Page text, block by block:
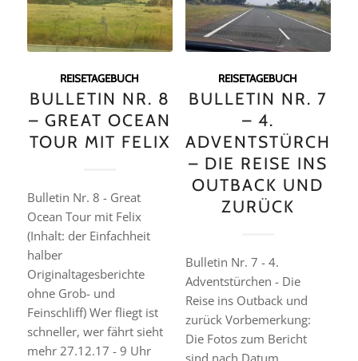
REISETAGEBUCH
BULLETIN NR. 8
– GREAT OCEAN
TOUR MIT FELIX
Bulletin Nr. 8 - Great
Ocean Tour mit Felix
(Inhalt: der Einfachheit
halber
Originaltagesberichte
ohne Grob- und
Feinschliff) Wer fliegt ist
schneller, wer fährt sieht
mehr 27.12.17 - 9 Uhr
REISETAGEBUCH
BULLETIN NR. 7
– 4.
ADVENTSTÜRCHEN
– DIE REISE INS
OUTBACK UND
ZURÜCK
Bulletin Nr. 7 - 4.
Adventstürchen - Die
Reise ins Outback und
zurück Vorbemerkung:
Die Fotos zum Bericht
sind nach Datum